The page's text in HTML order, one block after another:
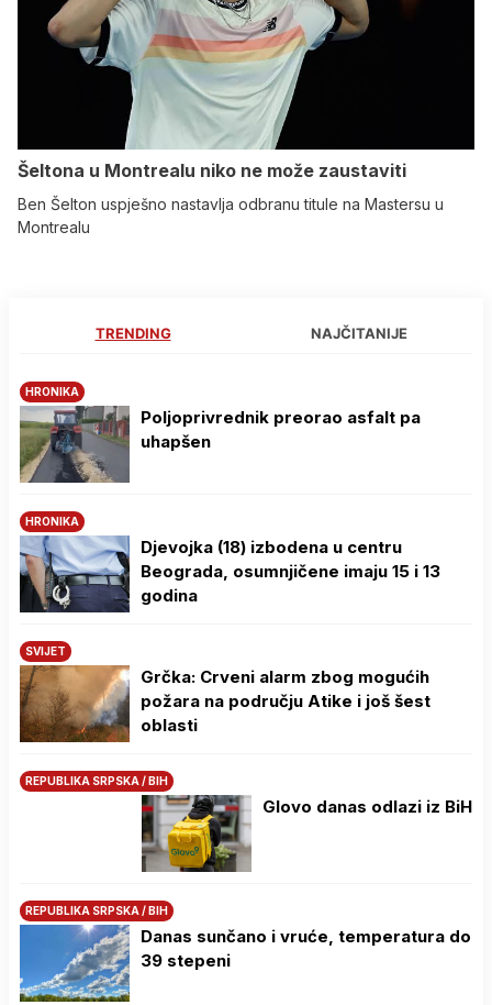
Šeltona u Montrealu niko ne može zaustaviti
Ben Šelton uspješno nastavlja odbranu titule na Mastersu u
Montrealu
TRENDING NAJČITANIJE
HRONIKA
Poljoprivrednik preorao asfalt pa
uhapšen
HRONIKA
Djevojka (18) izbodena u centru
Beograda, osumnjičene imaju 15 i 13
godina
SVIJET
Grčka: Crveni alarm zbog mogućih
požara na području Atike i još šest
oblasti
REPUBLIKA SRPSKA / BIH
Glovo danas odlazi iz BiH
REPUBLIKA SRPSKA / BIH
Danas sunčano i vruće, temperatura do
39 stepeni